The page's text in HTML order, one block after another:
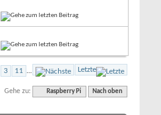
3 11 ... Letzte
Gehe zu: Raspberry Pi Nach oben